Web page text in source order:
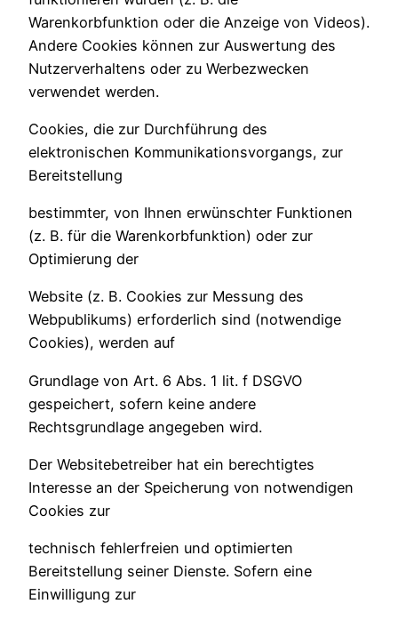
Warenkorbfunktion oder die Anzeige von Videos).
Andere Cookies können zur Auswertung des
Nutzerverhaltens oder zu Werbezwecken
verwendet werden.
Cookies, die zur Durchführung des
elektronischen Kommunikationsvorgangs, zur
Bereitstellung
bestimmter, von Ihnen erwünschter Funktionen
(z. B. für die Warenkorbfunktion) oder zur
Optimierung der
Website (z. B. Cookies zur Messung des
Webpublikums) erforderlich sind (notwendige
Cookies), werden auf
Grundlage von Art. 6 Abs. 1 lit. f DSGVO
gespeichert, sofern keine andere
Rechtsgrundlage angegeben wird.
Der Websitebetreiber hat ein berechtigtes
Interesse an der Speicherung von notwendigen
Cookies zur
technisch fehlerfreien und optimierten
Bereitstellung seiner Dienste. Sofern eine
Einwilligung zur